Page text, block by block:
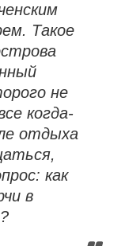
Такое
не
когда-
отдыха
как
в